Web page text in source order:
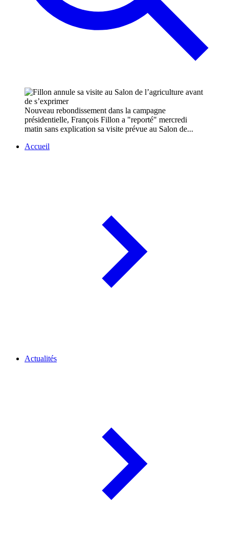
Nouveau rebondissement dans la campagne
présidentielle, François Fillon a "reporté" mercredi
matin sans explication sa visite prévue au Salon de...
Accueil
Actualités